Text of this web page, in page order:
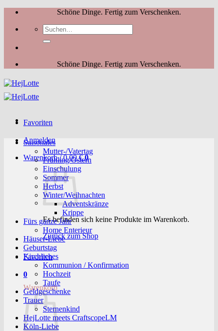
Zum
springen
Schöne Dinge. Fertig zum Verschenken.
Suchen
nach:
Schöne Dinge. Fertig zum Verschenken.
Favoriten
Anmelden
Warenkorb /0,00€ 0
Es befinden sich keine Produkte im Warenkorb.
Zurück zum Shop
Favoriten
0
Warenkorb
Saisonales
Mutter-/Vatertag
Frühling/Ostern
Einschulung
Sommer
Herbst
Winter/Weihnachten
Adventskränze
Krippe
Fürs ganze Jahr
Home Enterieur
Häuser-Liebe
Geburtstag
Kirchliches
Kommunion / Konfirmation
Hochzeit
Taufe
Geldgeschenke
Trauer
Sternenkind
HejLotte meets CraftscopeLM
Köln-Liebe